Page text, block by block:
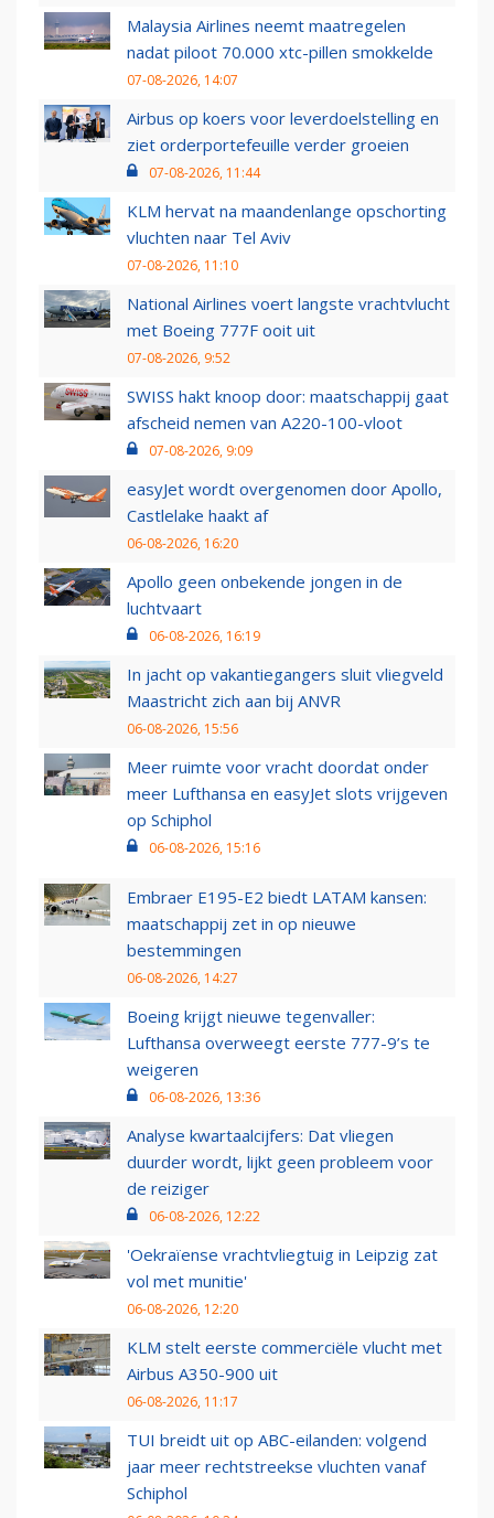
Malaysia Airlines neemt maatregelen
nadat piloot 70.000 xtc-pillen smokkelde
07-08-2026, 14:07
Airbus op koers voor leverdoelstelling en
ziet orderportefeuille verder groeien
07-08-2026, 11:44
KLM hervat na maandenlange opschorting
vluchten naar Tel Aviv
07-08-2026, 11:10
National Airlines voert langste vrachtvlucht
met Boeing 777F ooit uit
07-08-2026, 9:52
SWISS hakt knoop door: maatschappij gaat
afscheid nemen van A220-100-vloot
07-08-2026, 9:09
easyJet wordt overgenomen door Apollo,
Castlelake haakt af
06-08-2026, 16:20
Apollo geen onbekende jongen in de
luchtvaart
06-08-2026, 16:19
In jacht op vakantiegangers sluit vliegveld
Maastricht zich aan bij ANVR
06-08-2026, 15:56
Meer ruimte voor vracht doordat onder
meer Lufthansa en easyJet slots vrijgeven
op Schiphol
06-08-2026, 15:16
Embraer E195-E2 biedt LATAM kansen:
maatschappij zet in op nieuwe
bestemmingen
06-08-2026, 14:27
Boeing krijgt nieuwe tegenvaller:
Lufthansa overweegt eerste 777-9’s te
weigeren
06-08-2026, 13:36
Analyse kwartaalcijfers: Dat vliegen
duurder wordt, lijkt geen probleem voor
de reiziger
06-08-2026, 12:22
'Oekraïense vrachtvliegtuig in Leipzig zat
vol met munitie'
06-08-2026, 12:20
KLM stelt eerste commerciële vlucht met
Airbus A350-900 uit
06-08-2026, 11:17
TUI breidt uit op ABC-eilanden: volgend
jaar meer rechtstreekse vluchten vanaf
Schiphol